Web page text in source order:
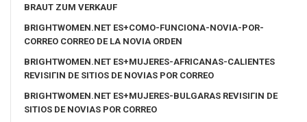
BRAUT ZUM VERKAUF
BRIGHTWOMEN.NET ES+COMO-FUNCIONA-NOVIA-POR-
CORREO CORREO DE LA NOVIA ORDEN
BRIGHTWOMEN.NET ES+MUJERES-AFRICANAS-CALIENTES
REVISIГІN DE SITIOS DE NOVIAS POR CORREO
BRIGHTWOMEN.NET ES+MUJERES-BULGARAS REVISIГІN DE
SITIOS DE NOVIAS POR CORREO